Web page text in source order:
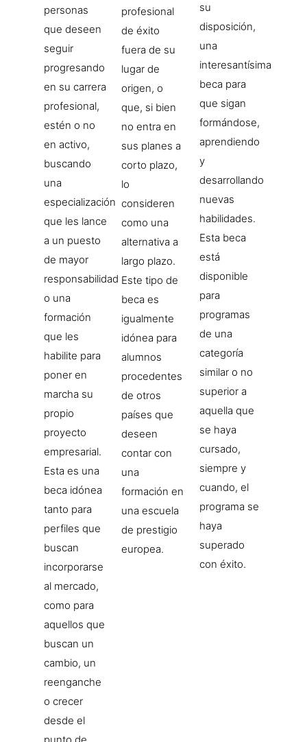
personas
que deseen
seguir
progresando
en su carrera
profesional,
estén o no
en activo,
buscando
una
especialización
que les lance
a un puesto
de mayor
responsabilidad
o una
formación
que les
habilite para
poner en
marcha su
propio
proyecto
empresarial.
Esta es una
beca idónea
tanto para
perfiles que
buscan
incorporarse
al mercado,
como para
aquellos que
buscan un
cambio, un
reenganche
o crecer
desde el
profesional
de éxito
fuera de su
lugar de
origen, o
que, si bien
no entra en
sus planes a
corto plazo,
lo
consideren
como una
alternativa a
largo plazo.
Este tipo de
beca es
igualmente
idónea para
alumnos
procedentes
de otros
países que
deseen
contar con
una
formación en
una escuela
de prestigio
europea.
su
disposición,
una
interesantísima
beca para
que sigan
formándose,
aprendiendo
y
desarrollando
nuevas
habilidades.
Esta beca
está
disponible
para
programas
de una
categoría
similar o no
superior a
aquella que
se haya
cursado,
siempre y
cuando, el
programa se
haya
superado
con éxito.